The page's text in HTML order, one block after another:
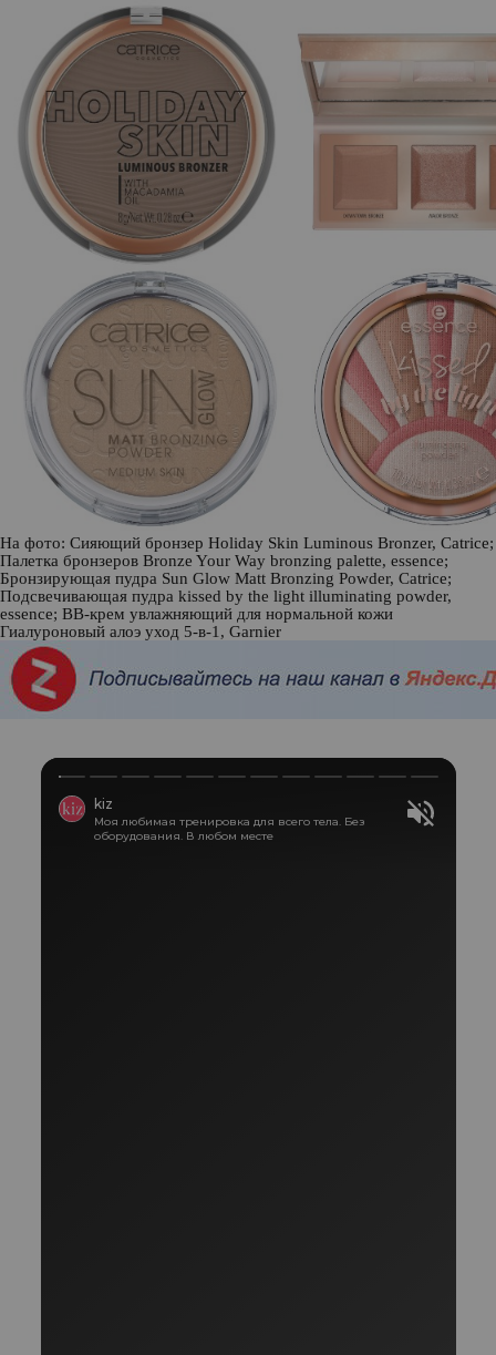
На фото: Сияющий бронзер Holiday Skin Luminous Bronzer, Catrice;
Палетка бронзеров Bronze Your Way bronzing palette, essence;
Бронзирующая пудра Sun Glow Matt Bronzing Powder, Catrice;
Подсвечивающая пудра kissed by the light illuminating powder,
essence; ВВ-крем увлажняющий для нормальной кожи
Гиалуроновый алоэ уход 5-в-1, Garnier